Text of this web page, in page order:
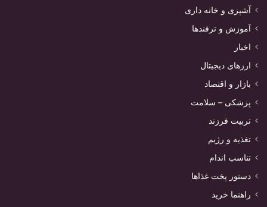
آشپزی و خانه داری
آموزش و ترفندها
اخبار
ارزهای دیجیتال
بازار و اقتصاد
پزشکی – سلامت
تربیت فرزند
تغذیه و رژیم
تناسب اندام
دستور پخت غذاها
راهنما خرید